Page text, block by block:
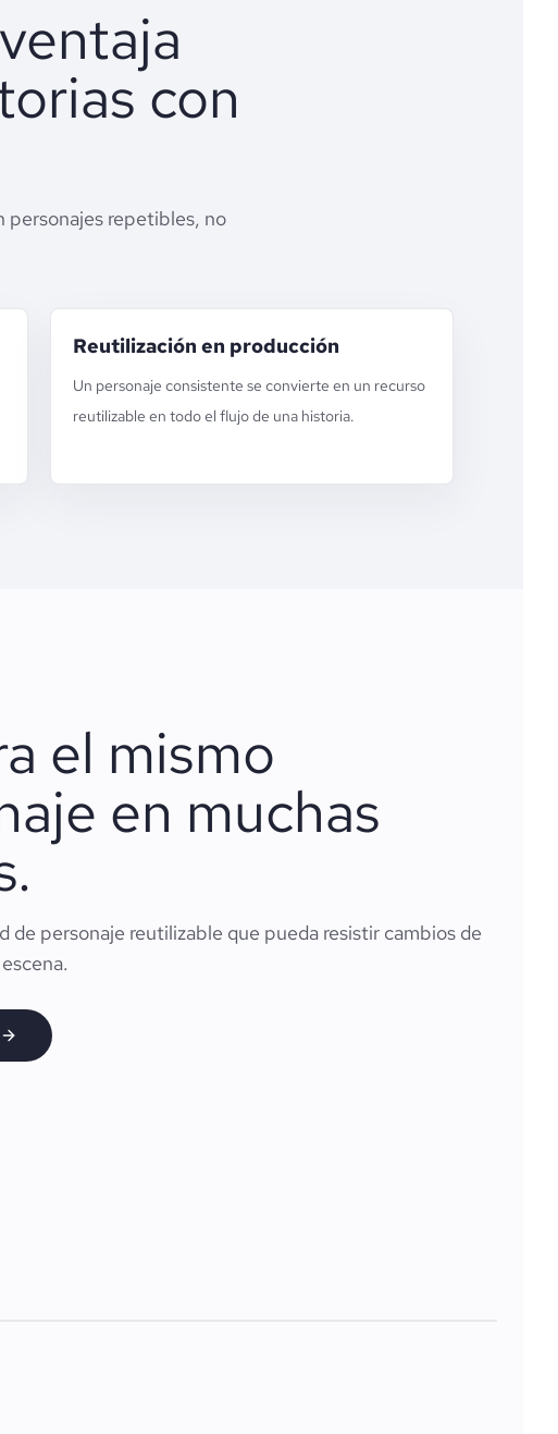
con
personajes repetibles, no
Reutilización en producción
Un personaje consistente se convierte en un recurso
reutilizable en todo el flujo de una historia.
el mismo
en muchas
de personaje reutilizable que pueda resistir cambios de